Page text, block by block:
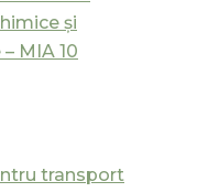
şi
MIA 10
transport